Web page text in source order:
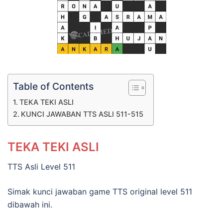
Table of Contents
TEKA TEKI ASLI
KUNCI JAWABAN TTS ASLI 511-515
TEKA TEKI ASLI
TTS Asli Level 511
Simak kunci jawaban game TTS original level 511
dibawah ini.